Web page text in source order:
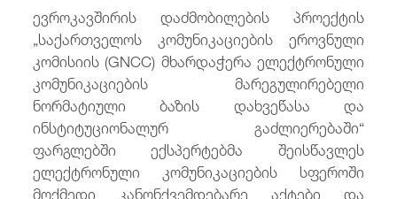
Eng / ქარ fb in you insta
ევროკავშირის დაძმობილების პროექტის
„საქართველოს კომუნიკაციების ეროვნული
კომისიის (GNCC) მხარდაჭერა ელექტრონული
კომუნიკაციების მარეგულირებელი
ნორმატიული ბაზის დახვეწასა და
ინსტიტუციონალურ გაძლიერებაში“
ფარგლებში ექსპერტებმა შეისწავლეს
ელექტრონული კომუნიკაციების სფეროში
მოქმედი კანონქვემდებარე აქტები და